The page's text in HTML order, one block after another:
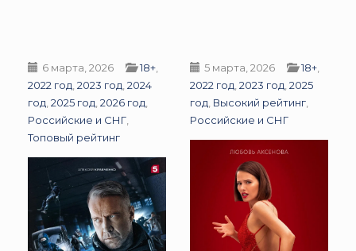
6 марта, 2026 18+
2022 год 2023 год 2024
год 2025 год 2026 год
Российские и СНГ
Топовый рейтинг
5 марта, 2026 18+
2022 год 2023 год 2025
год Высокий рейтинг
Российские и СНГ